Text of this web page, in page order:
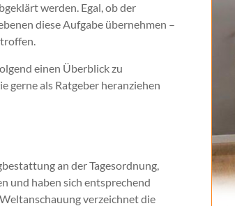
werden. Egal, ob der
diese Aufgabe übernehmen –
einen Überblick zu
gerne als Ratgeber heranziehen
an der Tagesordnung,
und haben sich entsprechend
verzeichnet die